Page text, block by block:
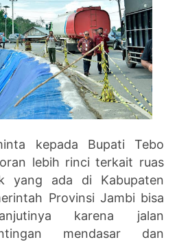
kepada Bupati Tebo
lebih rinci terkait ruas
yang ada di Kabupaten
Provinsi Jambi bisa
karena jalan
mendasar dan